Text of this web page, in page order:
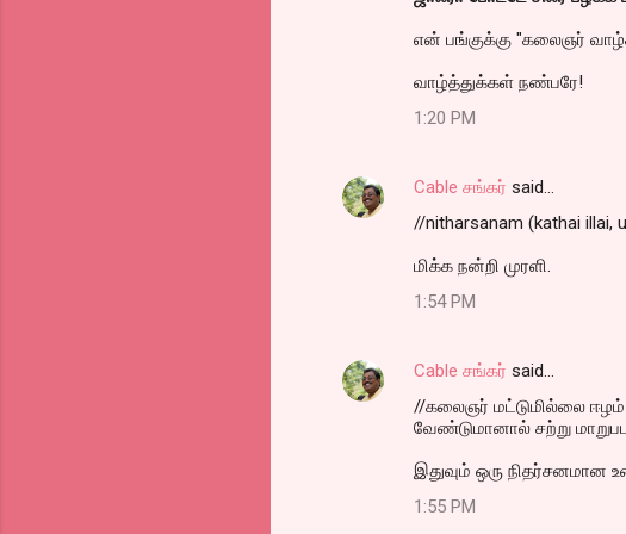
என் பங்குக்கு "கலைஞர்
வாழ்த்துக்கள் நண்பரே!
1:20 PM
Cable சங்கர் said…
//nitharsanam (kathai illai,
மிக்க நன்றி முரளி.
1:54 PM
Cable சங்கர் said…
//கலைஞர் மட்டுமில்லை ஈழம்
வேண்டுமானால் சற்று
இதுவும் ஒரு
1:55 PM